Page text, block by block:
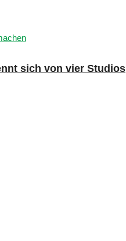
sich von vier Studios